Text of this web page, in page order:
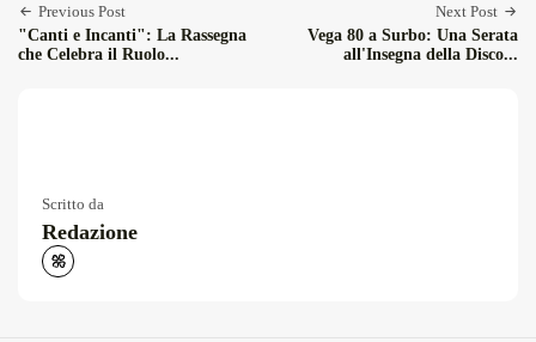
Previous Post
"Canti e Incanti": La Rassegna
che Celebra il Ruolo...
Next Post
Vega 80 a Surbo: Una Serata
all'Insegna della Disco...
Scritto da
Redazione